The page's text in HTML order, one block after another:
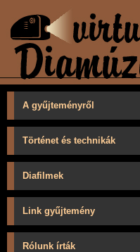
A gyűjteményről
Történet és technikák
Diafilmek
Link gyűjtemény
Rólunk írták